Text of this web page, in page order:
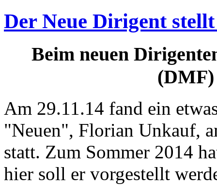
Der Neue Dirigent
Beim neuen
(DMF)
Am 29.11.14 fand ein
"Neuen", Florian Unkauf,
statt. Zum Sommer 2014
hier soll er vorgestellt